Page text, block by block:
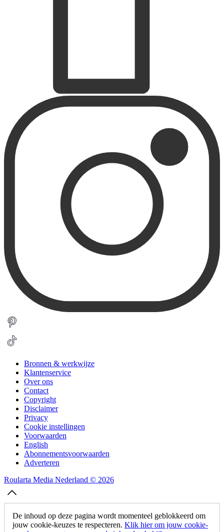
Bronnen & werkwijze
Klantenservice
Over ons
Contact
Copyright
Disclaimer
Privacy
Cookie instellingen
Voorwaarden
English
Abonnementsvoorwaarden
Adverteren
Roularta Media Nederland © 2026
De inhoud op deze pagina wordt momenteel geblokkeerd om
jouw cookie-keuzes te respecteren. Klik hier om jouw cookie-